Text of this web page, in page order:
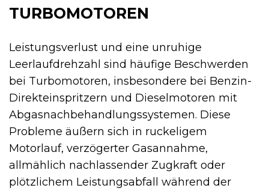
TURBOMOTOREN
Leistungsverlust und eine unruhige
Leerlaufdrehzahl sind häufige Beschwerden
bei Turbomotoren, insbesondere bei Benzin-
Direkteinspritzern und Dieselmotoren mit
Abgasnachbehandlungssystemen. Diese
Probleme äußern sich in ruckeligem
Motorlauf, verzögerter Gasannahme,
allmählich nachlassender Zugkraft oder
plötzlichem Leistungsabfall während der